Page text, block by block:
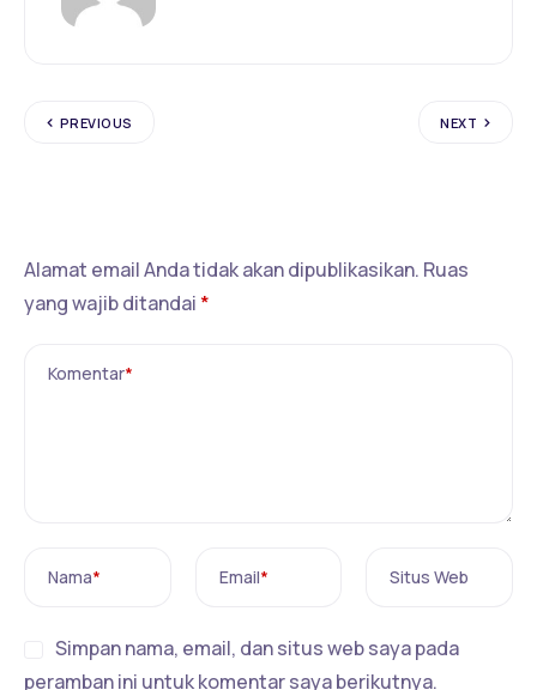
PREVIOUS NEXT
Alamat email Anda tidak akan dipublikasikan. Ruas
yang wajib ditandai *
Komentar*
Nama* Email* Situs Web
Simpan nama, email, dan situs web saya pada
peramban ini untuk komentar saya berikutnya.